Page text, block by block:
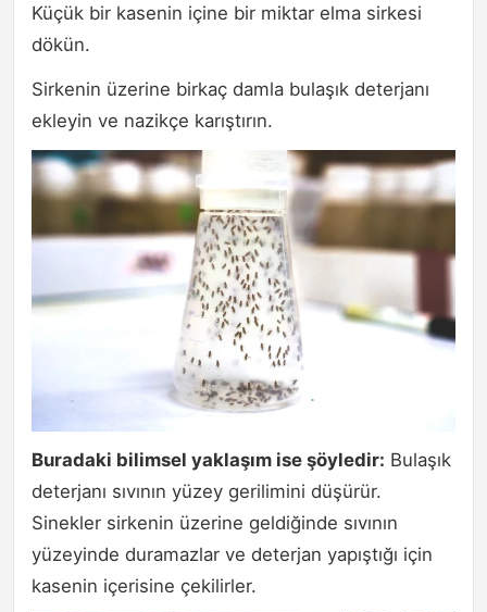
Küçük bir kasenin içine bir miktar elma sirkesi
dökün.
Sirkenin üzerine birkaç damla bulaşık deterjanı
ekleyin ve nazikçe karıştırın.
Buradaki bilimsel yaklaşım ise şöyledir: Bulaşık
deterjanı sıvının yüzey gerilimini düşürür.
Sinekler sirkenin üzerine geldiğinde sıvının
yüzeyinde duramazlar ve deterjan yapıştığı için
kasenin içerisine çekilirler.